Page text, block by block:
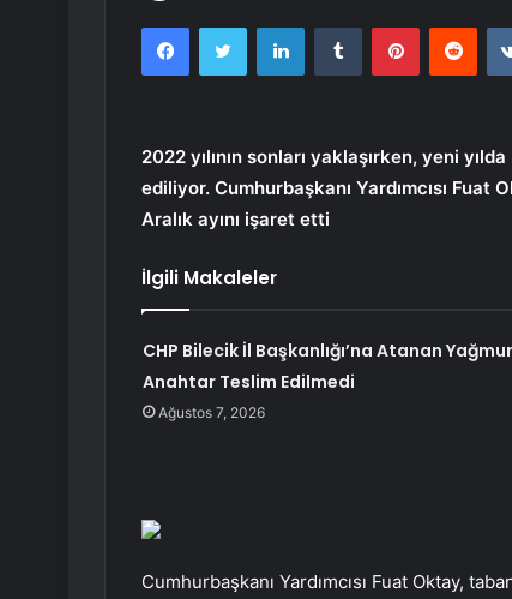
FacebookTwitter LinkedInTumblr Pinterest
2022 yılının sonları yaklaşırken, yeni
ediliyor. Cumhurbaşkanı Yardımcısı
Aralık ayını işaret etti
İlgili Makaleler
CHP Bilecik İl Başkanlığı’na Atanan
Anahtar Teslim Edilmedi
Ağustos 7, 2026
Cumhurbaşkanı Yardımcısı Fuat Oktay,